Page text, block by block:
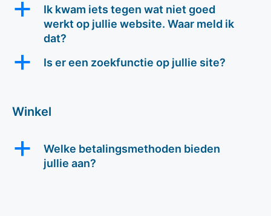
a
Ik kwam iets tegen wat niet goed
werkt op jullie website. Waar meld ik
dat?
a Is er een zoekfunctie op jullie site?
Winkel
a
Welke betalingsmethoden bieden
jullie aan?